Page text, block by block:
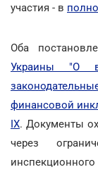
участия - в
Оба
Украины "О
финансовой
IX. Документы
через